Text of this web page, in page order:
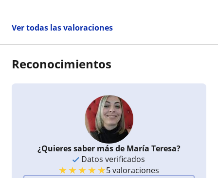
éste hermoso idioma en la vida real. Es
Ver todas las valoraciones
Reconocimientos
¿Quieres saber más de María Teresa?
Datos verificados
★★★★★5 valoraciones